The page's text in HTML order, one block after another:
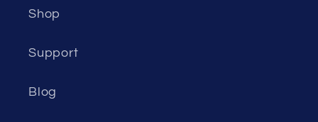
Shop
Support
Blog